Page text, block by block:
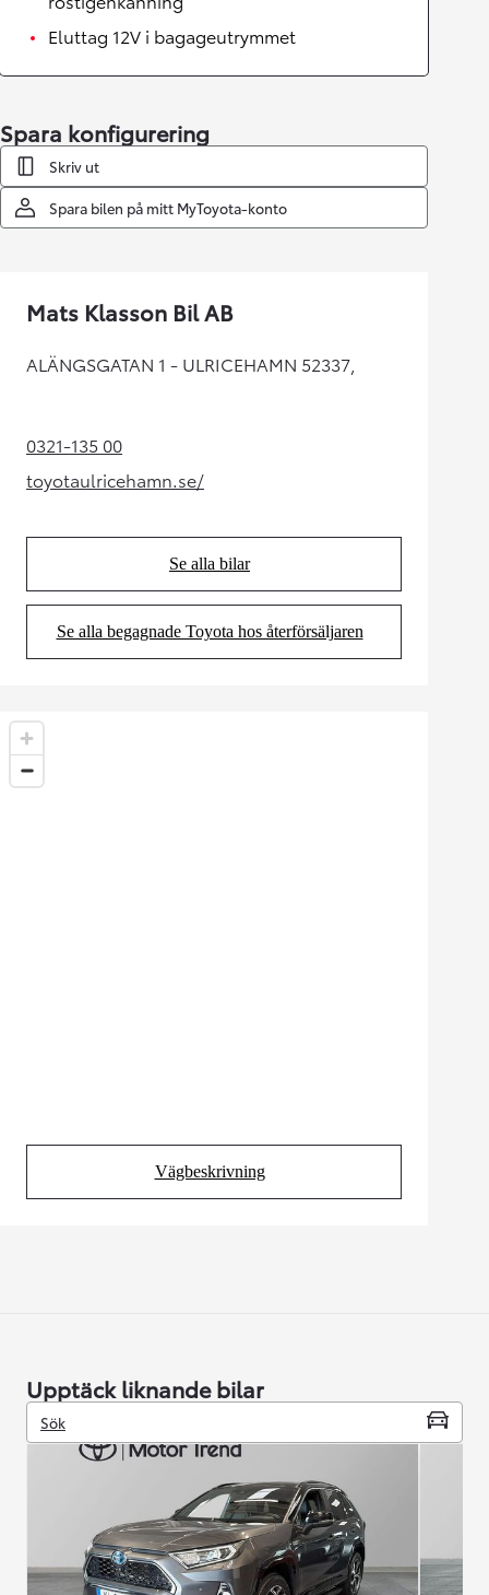
Eluttag 12V i bagageutrymmet
Spara konfigurering
Skriv ut
Spara bilen på mitt MyToyota-konto
Mats Klasson Bil AB
ALÄNGSGATAN 1 - ULRICEHAMN 52337,
0321-135 00(Opens in new tab)
toyotaulricehamn.se/
(Opens in new tab)
Se alla bilar
(Opens in new tab)
Se alla begagnade Toyota hos återförsäljaren
(Opens in new tab)
Vägbeskrivning
(Opens in new tab)
Upptäck liknande bilar
Sök